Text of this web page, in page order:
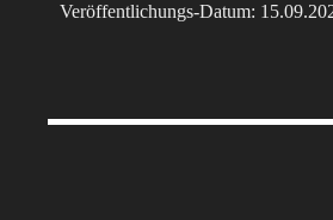
Veröffentlichungs-Datum: